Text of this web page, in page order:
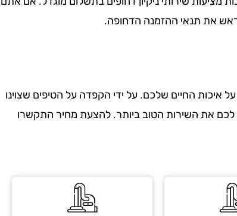
מראש את תנאי ההזמנה הדחופה.
איכות החיים שלכם. על ידי הקפדה על הטיפים שצוינו
לכם את השירות הטוב ביותר. להצעת מחיר התקשרו